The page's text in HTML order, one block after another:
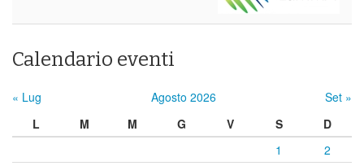
Calendario eventi
« Lug Agosto 2026
Set »
L
M M G V S
D
1
2